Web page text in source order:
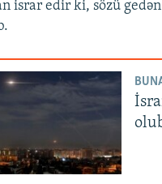
israr edir ki, sözü